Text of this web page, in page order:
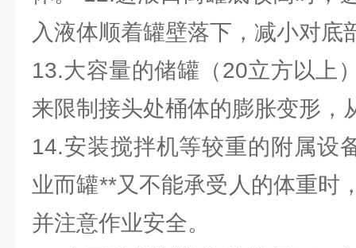
入液体顺着罐壁落下，减小对底
13.大容量的储罐（20立方以上
来限制接头处桶体的膨胀变形，
14.安装搅拌机等较重的附属设
业而罐**又不能承受人的体重时
并注意作业安全。